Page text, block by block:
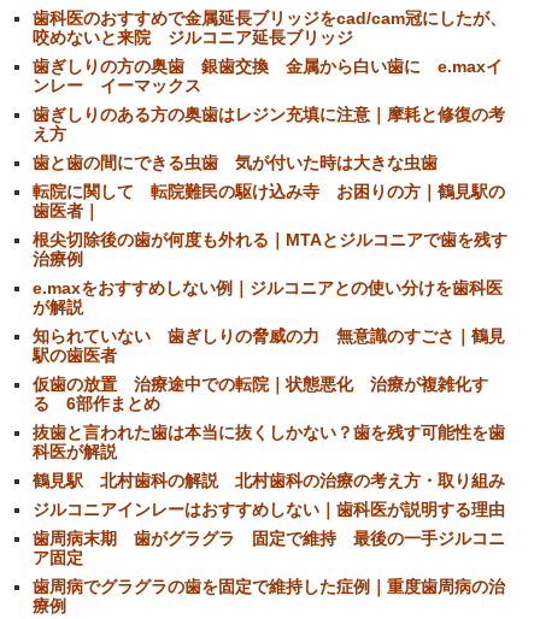
歯科医のおすすめで金属延長ブリッジをcad/cam冠にしたが、
咬めないと来院 ジルコニア延長ブリッジ
歯ぎしりの方の奥歯 銀歯交換 金属から白い歯に e.maxイ
ンレー イーマックス
歯ぎしりのある方の奥歯はレジン充填に注意｜摩耗と修復の考
え方
歯と歯の間にできる虫歯 気が付いた時は大きな虫歯
転院に関して 転院難民の駆け込み寺 お困りの方｜鶴見駅の
歯医者｜
根尖切除後の歯が何度も外れる｜MTAとジルコニアで歯を残す
治療例
e.maxをおすすめしない例｜ジルコニアとの使い分けを歯科医
が解説
知られていない 歯ぎしりの脅威の力 無意識のすごさ｜鶴見
駅の歯医者
仮歯の放置 治療途中での転院｜状態悪化 治療が複雑化す
る 6部作まとめ
抜歯と言われた歯は本当に抜くしかない？歯を残す可能性を歯
科医が解説
鶴見駅 北村歯科の解説 北村歯科の治療の考え方・取り組み
ジルコニアインレーはおすすめしない｜歯科医が説明する理由
歯周病末期 歯がグラグラ 固定で維持 最後の一手ジルコニ
ア固定
歯周病でグラグラの歯を固定で維持した症例｜重度歯周病の治
療例